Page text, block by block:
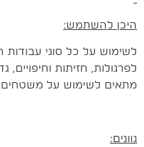
היכן להשתמש:
לשימוש על כל סוגי עבודות
לפרגולות, חזיתות וחיפויים,
מתאים לשימוש על משטחים
גוונים: